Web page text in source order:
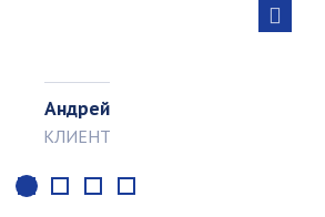
Андрей
КЛИЕНТ